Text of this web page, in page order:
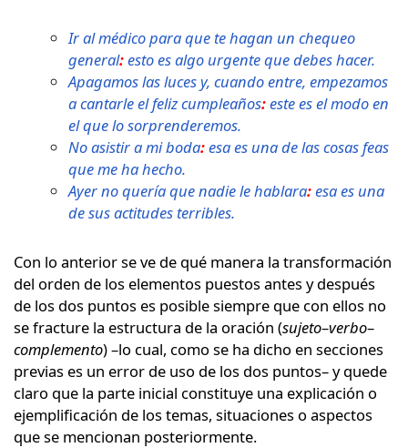
Ir al médico para que te hagan un chequeo
general:esto es algo urgente que debes hacer.
Apagamos las luces y, cuando entre, empezamos
a cantarle el feliz cumpleaños:este es el modo en
el que lo sorprenderemos.
No asistir a mi boda:esa es una de las cosas feas
que me ha hecho.
Ayer no quería que nadie le hablara:esa es una
de sus actitudes terribles.
Con lo anterior se ve de qué manera la transformación
del orden de los elementos puestos antes y después
de los dos puntos es posible siempre que con ellos no
se fracture la estructura de la oración (sujeto–verbo–
complemento) –lo cual, como se ha dicho en secciones
previas es un error de uso de los dos puntos– y quede
claro que la parte inicial constituye una explicación o
ejemplificación de los temas, situaciones o aspectos
que se mencionan posteriormente.